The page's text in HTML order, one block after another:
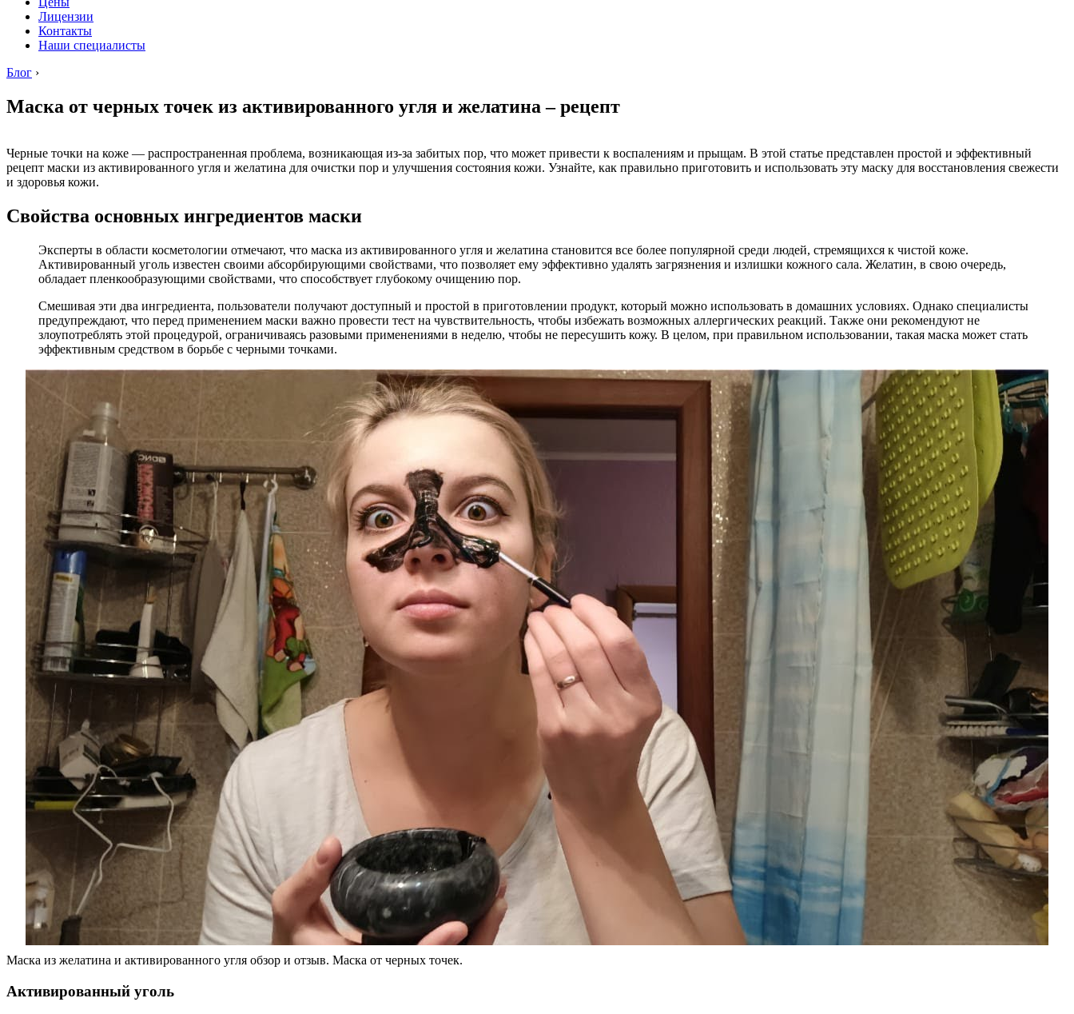
Лицензии
Контакты
Наши специалисты
Блог ›
Маска от черных точек из активированного угля и желатина – рецепт
Черные точки на коже — распространенная проблема, возникающая из-за забитых пор, что может привести к воспалениям и прыщам. В этой статье представлен простой и эффективный
рецепт маски из активированного угля и желатина для очистки пор и улучшения состояния кожи. Узнайте, как правильно приготовить и использовать эту маску для восстановления свежести
и здоровья кожи.
Свойства основных ингредиентов маски
Эксперты в области косметологии отмечают, что маска из активированного угля и желатина становится все более популярной среди людей, стремящихся к чистой коже.
Активированный уголь известен своими абсорбирующими свойствами, что позволяет ему эффективно удалять загрязнения и излишки кожного сала. Желатин, в свою очередь,
обладает пленкообразующими свойствами, что способствует глубокому очищению пор.
Смешивая эти два ингредиента, пользователи получают доступный и простой в приготовлении продукт, который можно использовать в домашних условиях. Однако специалисты
предупреждают, что перед применением маски важно провести тест на чувствительность, чтобы избежать возможных аллергических реакций. Также они рекомендуют не
злоупотреблять этой процедурой, ограничиваясь разовыми применениями в неделю, чтобы не пересушить кожу. В целом, при правильном использовании, такая маска может стать
эффективным средством в борьбе с черными точками.
Маска из желатина и активированного угля обзор и отзыв. Маска от черных точек.
Активированный уголь